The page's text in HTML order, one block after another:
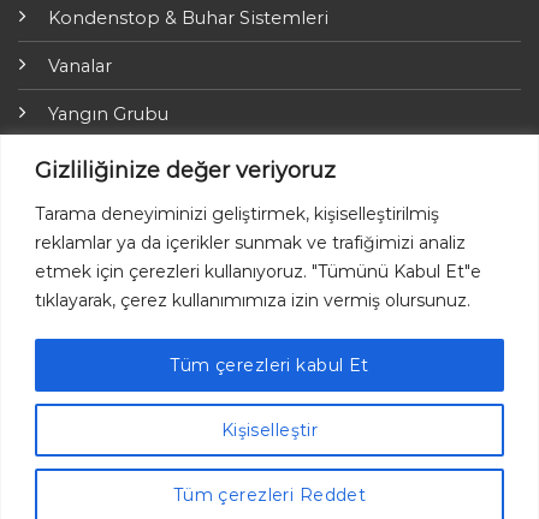
Gizliliğinize değer veriyoruz
Tarama deneyiminizi geliştirmek, kişiselleştirilmiş
reklamlar ya da içerikler sunmak ve trafiğimizi analiz
etmek için çerezleri kullanıyoruz. "Tümünü Kabul Et"e
tıklayarak, çerez kullanımımıza izin vermiş olursunuz.
Kişiselleştir
Tüm çerezleri Reddet
Tüm çerezleri kabul Et
Kondenstop & Buhar Sistemleri
Vanalar
Yangın Grubu
ARI-Armaturen
Yalıtım Grubu
Online Ödemeler
Ayvaz © 2026 Her hakkı saklıdır.